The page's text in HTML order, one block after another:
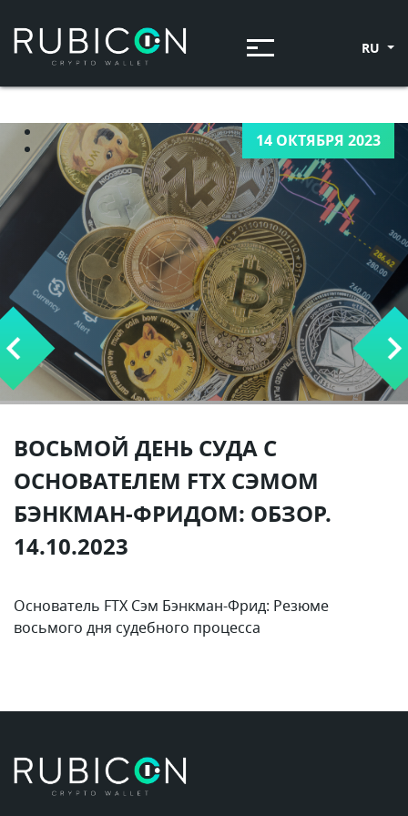
RU
14 ОКТЯБРЯ 2023
ВОСЬМОЙ ДЕНЬ СУДА С
ОСНОВАТЕЛЕМ FTX СЭМОМ
БЭНКМАН-ФРИДОМ: ОБЗОР.
14.10.2023
Основатель FTX Сэм Бэнкман-Фрид: Резюме
восьмого дня судебного процесса